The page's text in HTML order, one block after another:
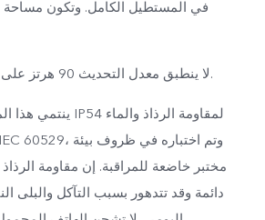
في المستطيل الكامل. وتكون مساحة
3. لا ينطبق معدل التحديث 90 هرتز على كل السيناريوهات.
مختبر خاضعة للمراقبة. إن مقاومة
دائمة وقد تتدهور بسبب التآكل والبلى